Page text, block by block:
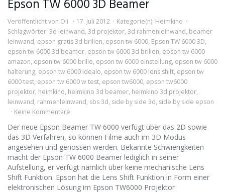
Epson TW 6000 3D Beamer
Veröffentlicht von Oli 17. Juli 2012 Kategorie(n): Heimkino
Schlagwörter: 3d leinwand, 3d projektor, 3d rahmenleinwand, beamer
leinwand, epson gratis 3d brillen, epson tw 6000, Epson TW 6000 3D,
epson tw 6000 3d beamer, epson tw 6000 3d brillen, epson tw 6000
amazon, epson tw 6000 brille, epson tw 6000 einstellung, epson tw 6000
halterung, epson tw 6000 idealo, epson tw 6000 lens shift, epson tw
6000 test, epson tw 6000 w test, epson tw6000, epson tw6000
projektor, heimkino, heimkino 3d beamer, heimkino 3d projektor,
leinwand, rahmenleinwand, sbs 3d, side by side 3d, side by side epson
Keine Kommentare
Der neue Epson Beamer TW 6000 verfügt über das 2D sowie
das 3D Verfahren, so können Filme auch im 3D Modus
angesehen und genossen werden. Bekannte Schwierigkeiten
macht der Epson TW 6000 Beamer lediglich in seiner
Aufstellung, er verfügt nämlich über keine mechanische Lens
Shift Funktion. Epson hat die Lens Shift Funktion in Form einer
elektronischen Lösung im Epson TW6000 Projektor